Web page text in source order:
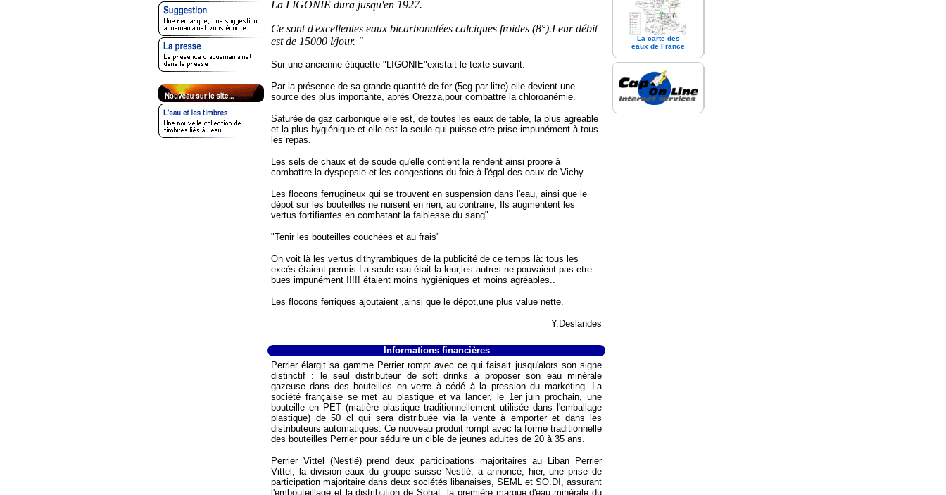
La LIGONIE dura jusqu'en 1927.
Ce sont d'excellentes eaux bicarbonatées calciques froides (8°).Leur débit
est de 15000 l/jour. "
Sur une ancienne étiquette "LIGONIE"existait le texte suivant:
Par la présence de sa grande quantité de fer (5cg par litre) elle devient une
source des plus importante, aprés Orezza,pour combattre la chloroanémie.
Saturée de gaz carbonique elle est, de toutes les eaux de table, la plus agréable
et la plus hygiénique et elle est la seule qui puisse etre prise impunément à tous
les repas.
Les sels de chaux et de soude qu'elle contient la rendent ainsi propre à
combattre la dyspepsie et les congestions du foie à l'égal des eaux de Vichy.
Les flocons ferrugineux qui se trouvent en suspension dans l'eau, ainsi que le
dépot sur les bouteilles ne nuisent en rien, au contraire, Ils augmentent les
vertus fortifiantes en combatant la faiblesse du sang"
"Tenir les bouteilles couchées et au frais"
On voit là les vertus dithyrambiques de la publicité de ce temps là: tous les
excés étaient permis.La seule eau était la leur,les autres ne pouvaient pas etre
bues impunément !!!!! étaient moins hygiéniques et moins agréables..
Les flocons ferriques ajoutaient ,ainsi que le dépot,une plus value nette.
Y.Deslandes
Informations financières
Perrier élargit sa gamme Perrier rompt avec ce qui faisait jusqu'alors son signe
distinctif : le seul distributeur de soft drinks à proposer son eau minérale
gazeuse dans des bouteilles en verre à cédé à la pression du marketing. La
société française se met au plastique et va lancer, le 1er juin prochain, une
bouteille en PET (matière plastique traditionnellement utilisée dans l'emballage
plastique) de 50 cl qui sera distribuée via la vente à emporter et dans les
distributeurs automatiques. Ce nouveau produit rompt avec la forme traditionnelle
des bouteilles Perrier pour séduire un cible de jeunes adultes de 20 à 35 ans.
Perrier Vittel (Nestlé) prend deux participations majoritaires au Liban Perrier
Vittel, la division eaux du groupe suisse Nestlé, a annoncé, hier, une prise de
participation majoritaire dans deux sociétés libanaises, SEML et SO.DI, assurant
l'embouteillage et la distribution de Sohat, la première marque d'eau minérale du
La carte des
eaux de France